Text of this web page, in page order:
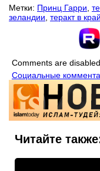
Метки: Принц Гарри
зеландии теракт в
Comments are disabled
Социальные
Читайте